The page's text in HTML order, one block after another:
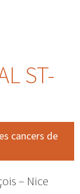
ST-
cancers de
– Nice